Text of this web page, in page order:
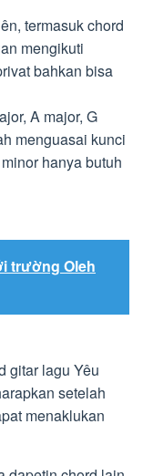
termasuk chord
mengikuti
bahkan bisa
A major, G
menguasai kunci
hanya butuh
trường Oleh
gitar lagu Yêu
setelah
menaklukan